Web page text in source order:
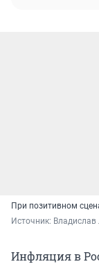
При позитивном
Источник: Владислав
Инфляция в